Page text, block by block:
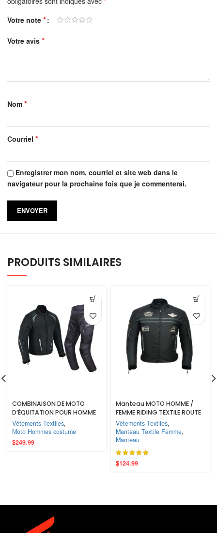
Votre note *
Votre avis *
Nom *
Courriel *
Enregistrer mon nom, courriel et site web dans le
navigateur pour la prochaine fois que je commenterai.
PRODUITS SIMILAIRES
COMBINAISON DE MOTO
D’ÉQUITATION POUR HOMME
IMPERMÉABLE AVEC AMOUR
(EM10346)
Vêtements Textiles,
Moto Hommes costume
$249.99
Manteau MOTO HOMME /
FEMME RIDING TEXTILE ROUTE
66 IMPERMÉABLE AVEC
BLINDÉE (EM10370)
Vêtements Textiles,
Manteau Textile Femme,
Manteau
$124.99